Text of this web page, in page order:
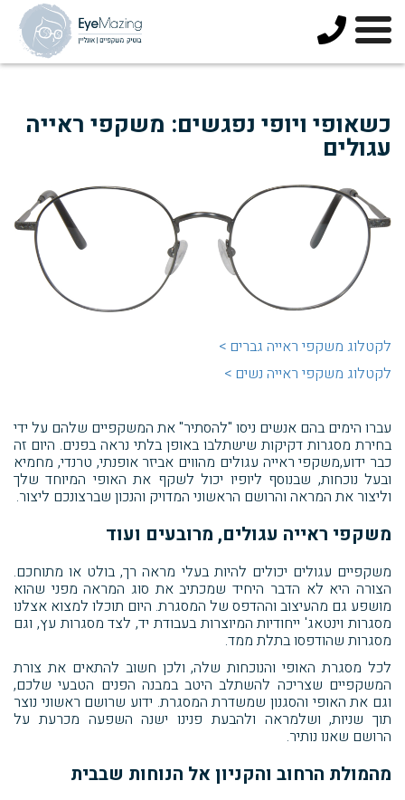
3744678
כשאופי ויופי נפגשים: משקפי ראייה
עגולים
לקטלוג משקפי ראייה גברים >
לקטלוג משקפי ראייה נשים >
עברו הימים בהם אנשים ניסו "להסתיר" את המשקפיים שלהם על ידי
בחירת מסגרות דקיקות שישתלבו באופן בלתי נראה בפנים. היום זה
כבר ידוע,משקפי ראייה עגולים מהווים אביזר אופנתי, טרנדי, מחמיא
ובעל נוכחות, שבנוסף ליופיו יכול לשקף את האופי המיוחד שלך
וליצור את המראה והרושם הראשוני המדויק והנכון שברצונכם ליצור.
משקפי ראייה עגולים, מרובעים ועוד
משקפיים עגולים יכולים להיות בעלי מראה רך, בולט או מתוחכם.
הצורה היא לא הדבר היחיד שמכתיב את סוג המראה מפני שהוא
מושפע גם מהעיצוב וההדפס של המסגרת. היום תוכלו למצוא אצלנו
מסגרות וינטאג' ייחודיות המיוצרות בעבודת יד, לצד מסגרות עץ, וגם
מסגרות שהודפסו בתלת ממד.
לכל מסגרת האופי והנוכחות שלה, ולכן חשוב להתאים את צורת
המשקפיים שצריכה להשתלב היטב במבנה הפנים הטבעי שלכם,
וגם את האופי והסגנון שמשדרת המסגרת. ידוע שרושם ראשוני נוצר
תוך שניות, ושלמראה ולהבעת פנינו ישנה השפעה מכרעת על
הרושם שאנו נותיר.
מהמולת הרחוב והקניון אל הנוחות שבבית